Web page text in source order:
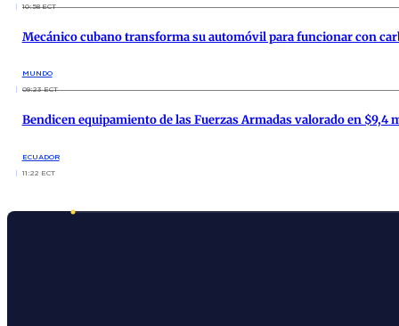
10:58 ECT
Mecánico cubano transforma su automóvil para funcionar con
MUNDO
09:23 ECT
Bendicen equipamiento de las Fuerzas Armadas valorado en $9,4
ECUADOR
11:22 ECT